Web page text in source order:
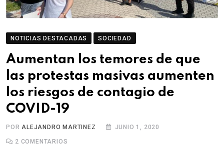
NOTICIAS DESTACADAS SOCIEDAD
Aumentan los temores de que
las protestas masivas aumenten
los riesgos de contagio de
COVID-19
POR ALEJANDRO MARTINEZ JUNIO 1, 2020
2 COMENTARIOS